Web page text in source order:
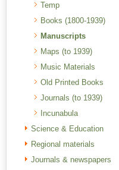
Temp
Books (1800-1939)
Manuscripts
Maps (to 1939)
Music Materials
Old Printed Books
Journals (to 1939)
Incunabula
Science & Education
Regional materials
Journals & newspapers